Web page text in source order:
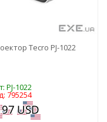
Tecro PJ-1022
PJ-1022
795254